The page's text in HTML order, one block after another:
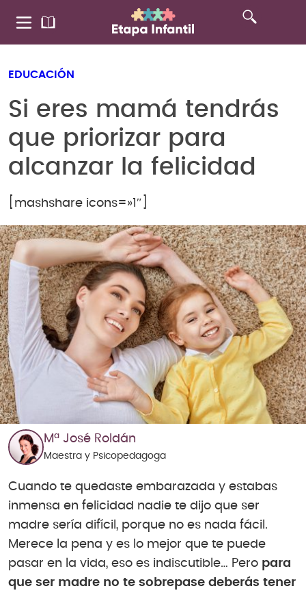
EDUCACIÓN
Si eres mamá tendrás
que priorizar para
alcanzar la felicidad
[mashshare icons=»1″]
Mª José Roldán
Maestra y Psicopedagoga
Cuando te quedaste embarazada y estabas
inmensa en felicidad nadie te dijo que ser
madre sería difícil, porque no es nada fácil.
Merece la pena y es lo mejor que te puede
pasar en la vida, eso es indiscutible… Pero para
que ser madre no te sobrepase deberás tener